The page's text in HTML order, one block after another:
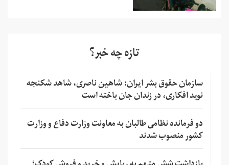
تازه چه خبر؟
سازمان حقوق بشر ایران: شاهین ناصری، شاهد شکنجه
نوید افکاری، در زندان جان باخته است
دو فرمانده نظامی طالبان به معاونت وزارت دفاع و وزارت
کشور منصوب شدند